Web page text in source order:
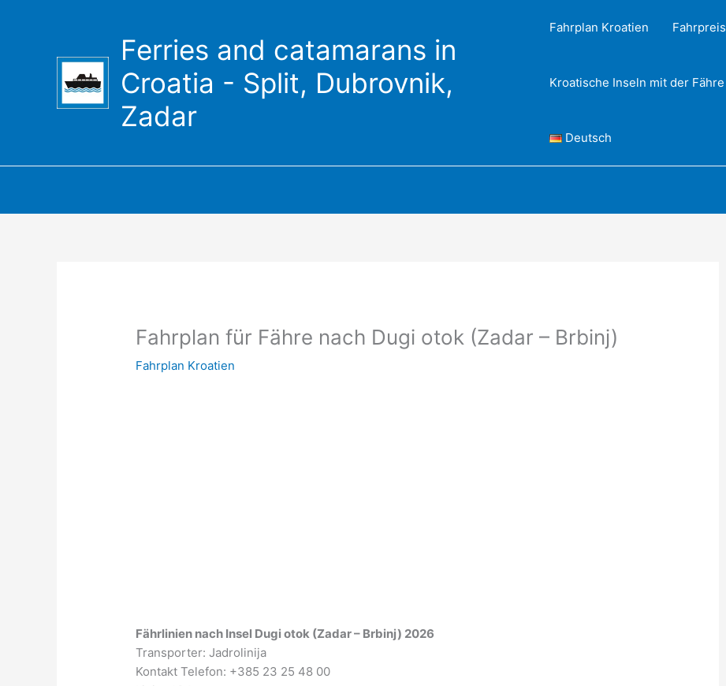
Ferries and catamarans in
Croatia - Split, Dubrovnik,
Zadar
Fahrplan Kroatien Fahrpreis
Kroatische Inseln mit der Fähre
Deutsch
Fahrplan für Fähre nach Dugi otok (Zadar – Brbinj)
Fahrplan Kroatien
Fährlinien nach Insel Dugi otok (Zadar – Brbinj) 2026
Transporter: Jadrolinija
Kontakt Telefon: +385 23 25 48 00